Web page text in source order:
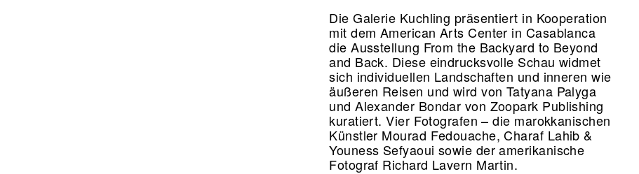
Die Galerie Kuchling präsentiert in Kooperation
mit dem American Arts Center in Casablanca
die Ausstellung From the Backyard to Beyond
and Back. Diese eindrucksvolle Schau widmet
sich individuellen Landschaften und inneren wie
äußeren Reisen und wird von Tatyana Palyga
und Alexander Bondar von Zoopark Publishing
kuratiert. Vier Fotografen – die marokkanischen
Künstler Mourad Fedouache, Charaf Lahib &
Youness Sefyaoui sowie der amerikanische
Fotograf Richard Lavern Martin.